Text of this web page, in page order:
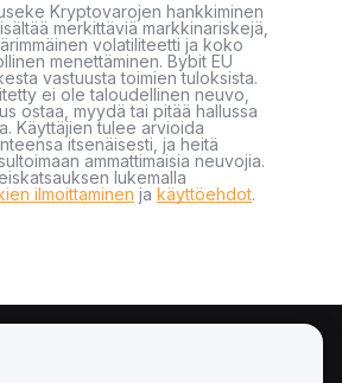
Kryptovarojen hankkiminen
merkittäviä markkinariskejä,
volatiliteetti ja koko
menettäminen. Bybit EU
vastuusta toimien tuloksista.
ei ole taloudellinen neuvo,
ostaa, myydä tai pitää hallussa
Käyttäjien tulee arvioida
itsenäisesti, ja heitä
ammattimaisia neuvojia.
lukemalla
ilmoittaminen ja käyttöehdot.